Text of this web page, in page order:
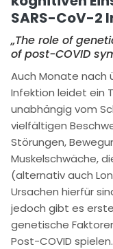
SARS-CoV-2
„The role of
of post-COVID
Auch Monate nach
Infektion leidet ein
unabhängig vom
vielfältigen
Störungen,
Muskelschwäche,
(alternativ auch
Ursachen hierfür
jedoch gibt es
genetische
Post-COVID